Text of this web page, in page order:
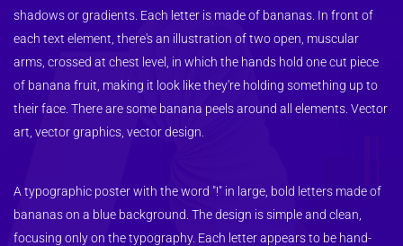
shadows or gradients. Each letter is made of bananas. In front of
each text element, there's an illustration of two open, muscular
arms, crossed at chest level, in which the hands hold one cut piece
of banana fruit, making it look like they're holding something up to
their face. There are some banana peels around all elements. Vector
art, vector graphics, vector design.
A typographic poster with the word "!" in large, bold letters made of
bananas on a blue background. The design is simple and clean,
focusing only on the typography. Each letter appears to be hand-